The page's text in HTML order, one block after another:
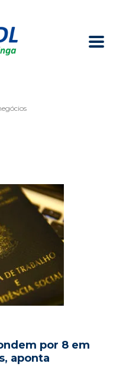
por 8 em
aponta